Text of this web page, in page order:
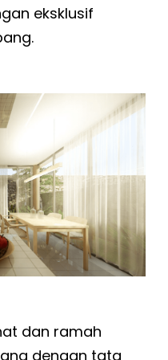
eksklusif
dan ramah
dengan tata